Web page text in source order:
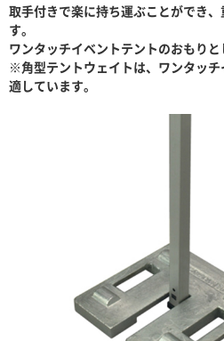
取手付きで楽に持ち運ぶことができ
す。
ワンタッチイベントテントのおもりと
※角型テントウェイトは、ワンタッ
適しています。